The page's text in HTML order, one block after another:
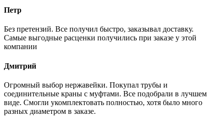
Петр
Без претензий. Все получил быстро, заказывал доставку.
Самые выгодные расценки получились при заказе у этой
компании
Дмитрий
Огромный выбор нержавейки. Покупал трубы и
соединительные краны с муфтами. Все подобрали в лучшем
виде. Смогли укомплектовать полностью, хотя было много
разных диаметром в заказе.